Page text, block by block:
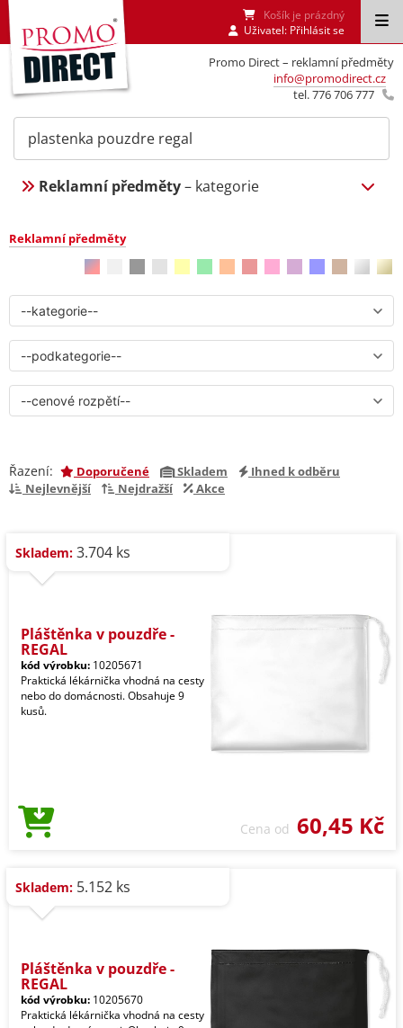
Promo Direct – reklamní předměty
info@promodirect.cz
tel. 776 706 777
Košík je prázdný
Uživatel: Přihlásit se
Reklamní předměty– kategorie
Reklamní předměty
Řazení: Doporučené Skladem
Ihned k odběru
Nejlevnější
Nejdražší Akce
Skladem: 3.704 ks
Pláštěnka v pouzdře -
REGAL
kód výrobku: 10205671
Praktická lékárnička vhodná na cesty
nebo do domácnosti. Obsahuje 9
kusů.
Cena od 60,45 Kč
Skladem: 5.152 ks
Pláštěnka v pouzdře -
REGAL
kód výrobku: 10205670
Praktická lékárnička vhodná na cesty